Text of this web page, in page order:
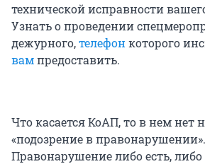
технической исправности
Узнать о проведении
дежурного,телефонкоторого
вампредоставить.
Что касается КоАП, то в нем нет
«подозрение в правонарушении».
Правонарушение либо есть, либо